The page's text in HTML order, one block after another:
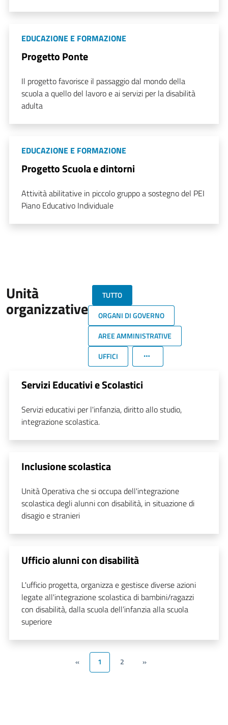
EDUCAZIONE E FORMAZIONE
Progetto Ponte
Il progetto favorisce il passaggio dal mondo della
scuola a quello del lavoro e ai servizi per la disabilità
adulta
EDUCAZIONE E FORMAZIONE
Progetto Scuola e dintorni
Attività abilitative in piccolo gruppo a sostegno del PEI
Piano Educativo Individuale
Unità
organizzative
TUTTO
ORGANI DI GOVERNO
AREE AMMINISTRATIVE
UFFICI
Servizi Educativi e Scolastici
Servizi educativi per l'infanzia, diritto allo studio,
integrazione scolastica.
Inclusione scolastica
Unità Operativa che si occupa dell'integrazione
scolastica degli alunni con disabilità, in situazione di
disagio e stranieri
Ufficio alunni con disabilità
L'ufficio progetta, organizza e gestisce diverse azioni
legate all'integrazione scolastica di bambini/ragazzi
con disabilità, dalla scuola dell’infanzia alla scuola
superiore
« 1 2 »